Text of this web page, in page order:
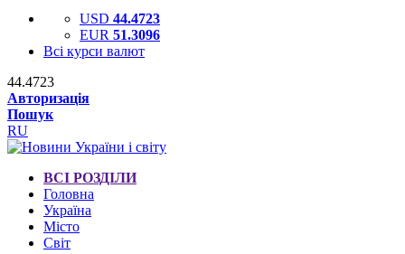
USD 44.4723
EUR 51.3096
Всі курси валют
44.4723
Авторизація
Пошук
RU
ВСІ РОЗДІЛИ
Головна
Україна
Місто
Світ